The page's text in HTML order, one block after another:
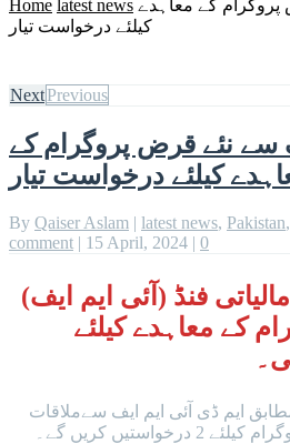
Home latest news پروگرام کے معاہدے
کیلئے درخواست تیار
NextPrevious
سے نئے قرض پروگرام کے
کیلئے درخواست تیار
By Qaiser Aslam | latest news, Pakistan,
comment | 15 April, 2024 | 0
فنڈ (آئی ایم ایف)
کے معاہدے کیلئے
ایم ڈی آئی ایم ایف سےملاقات
کریں گے۔